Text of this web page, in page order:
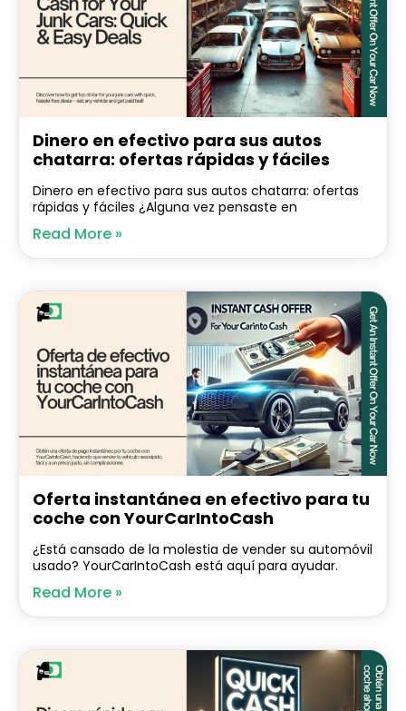
Dinero en efectivo para sus autos
chatarra: ofertas rápidas y fáciles
Dinero en efectivo para sus autos chatarra: ofertas
rápidas y fáciles ¿Alguna vez pensaste en
Read More »
Oferta instantánea en efectivo para tu
coche con YourCarIntoCash
¿Está cansado de la molestia de vender su automóvil
usado? YourCarIntoCash está aquí para ayudar.
Read More »